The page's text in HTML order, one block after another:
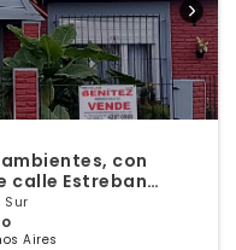
con
Sur
Aires